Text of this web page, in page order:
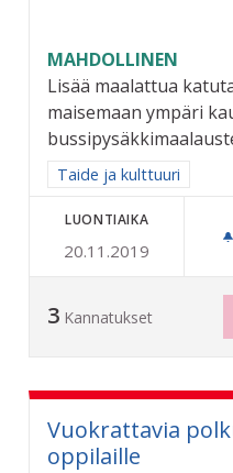
MAHDOLLINEN
Lisää maalattua
maisemaan ympäri
Rajaa tulokset
Taide ja kulttuuri
LUONTIAIKA
20.11.2019
3 Kannatukset
Vuokrattavia
oppilaille